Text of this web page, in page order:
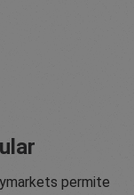
permite